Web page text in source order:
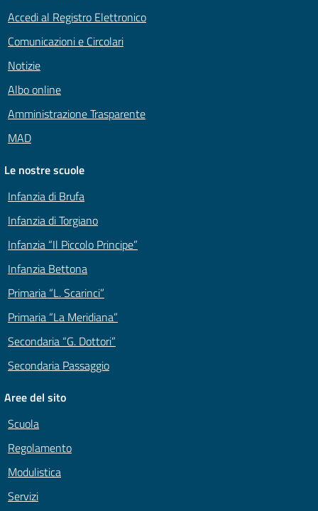
Accedi al Registro Elettronico
Comunicazioni e Circolari
Notizie
Albo online
Amministrazione Trasparente
MAD
Le nostre scuole
Infanzia di Brufa
Infanzia di Torgiano
Infanzia “Il Piccolo Principe”
Infanzia Bettona
Primaria “L. Scarinci”
Primaria “La Meridiana”
Secondaria “G. Dottori”
Secondaria Passaggio
Aree del sito
Scuola
Regolamento
Modulistica
Servizi